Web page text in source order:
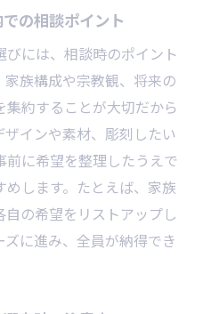
無縁墓予防につながる
継承計画の立て方
放置期間の基礎知識
心するための手続き方
要なのか徹底検証
基礎の必要性を解説
クリート使用のメリッ
管理に与える影響とは
の相談ポイント
には、相談時のポイント
族構成や宗教観、将来の
約することが大切だから
インや素材、彫刻したい
に希望を整理したうえで
します。たとえば、家族
の希望をリストアップし
に進み、全員が納得でき